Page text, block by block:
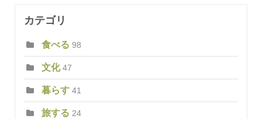
カテゴリ
食べる 98
文化 47
暮らす 41
旅する 24